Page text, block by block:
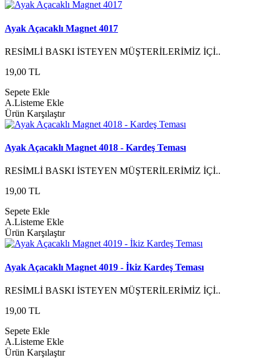
Ayak Açacaklı Magnet 4017
RESİMLİ BASKI İSTEYEN MÜŞTERİLERİMİZ İÇİ..
19,00 TL
Sepete Ekle
A.Listeme Ekle
Ürün Karşılaştır
Ayak Açacaklı Magnet 4018 - Kardeş Teması
RESİMLİ BASKI İSTEYEN MÜŞTERİLERİMİZ İÇİ..
19,00 TL
Sepete Ekle
A.Listeme Ekle
Ürün Karşılaştır
Ayak Açacaklı Magnet 4019 - İkiz Kardeş Teması
RESİMLİ BASKI İSTEYEN MÜŞTERİLERİMİZ İÇİ..
19,00 TL
Sepete Ekle
A.Listeme Ekle
Ürün Karşılaştır